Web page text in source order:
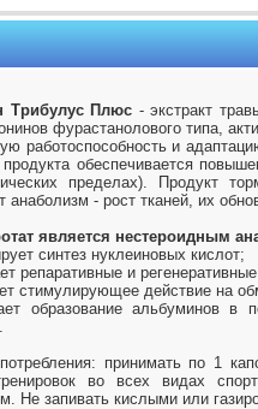
Трибулус Плюс - экстракт
фурастанолового типа,
работоспособность и
обеспечивается
пределах). Продукт
анаболизм - рост тканей, их
является нестероидным
синтез нуклеиновых кислот;
репаративные и
стимулирующее действие на
образование альбуминов в
принимать по 1
во всех видах
Не запивать кислыми или